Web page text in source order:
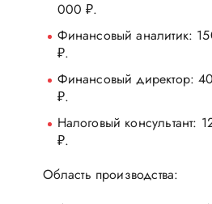
000 ₽.
Финансовый аналитик:
₽.
Финансовый директор:
₽.
Налоговый
₽.
Область производства: